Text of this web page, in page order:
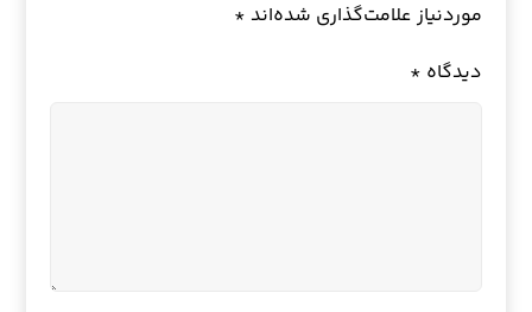
موردنیاز علامت‌گذاری شده‌اند *
دیدگاه *